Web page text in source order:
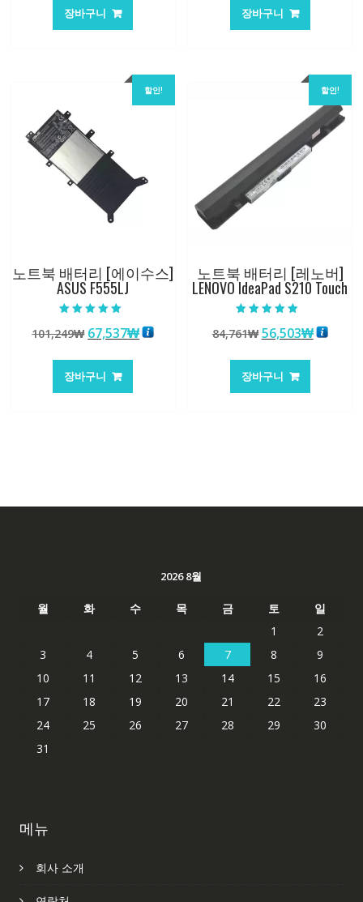
가
격:
장바구니
가
격:
장바구니
할인!
노트북 배터리 [에이수스]
ASUS F555LJ
5.00
로 평가됨
101,249₩ 원
가
격:
67,537₩현
장바구니
할인!
노트북 배터리 [레노버]
LENOVO IdeaPad S210 Touch
5.00
로 평가됨
84,761₩ 원
가
격:
56,503₩현
장바구니
2026 8월
월 화 수 목 금 토
일
1
2
3
4 5 6 7 8
9
10
11 12 13 14 15
16
17
18 19 20 21 22
23
24
25 26 27 28 29
30
31
메뉴
회사 소개